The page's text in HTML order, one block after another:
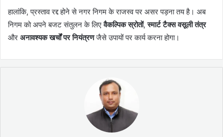
हालांकि, प्रस्ताव रद्द होने से नगर निगम के राजस्व पर असर पड़ना तय है। अब
निगम को अपने बजट संतुलन के लिएवैकल्पिक स्रोतों,स्मार्ट टैक्स वसूली तंत्र
और अनावश्यक खर्चों पर नियंत्रणजैसे उपायों पर कार्य करना होगा।